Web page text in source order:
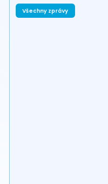
Všechny zprávy